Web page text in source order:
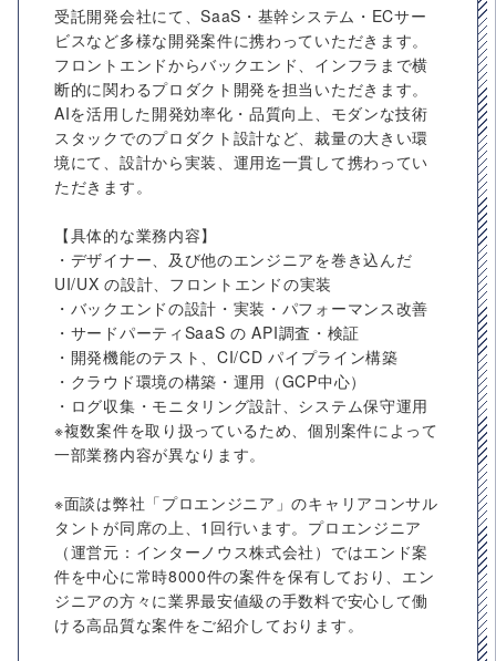
受託開発会社にて、SaaS・基幹システム・ECサー
ビスなど多様な開発案件に携わっていただきます。
フロントエンドからバックエンド、インフラまで横
断的に関わるプロダクト開発を担当いただきます。
AIを活用した開発効率化・品質向上、モダンな技術
スタックでのプロダクト設計など、裁量の大きい環
境にて、設計から実装、運用迄一貫して携わってい
ただきます。
【具体的な業務内容】
・デザイナー、及び他のエンジニアを巻き込んだ
UI/UX の設計、フロントエンドの実装
・バックエンドの設計・実装・パフォーマンス改善
・サードパーティSaaS の API調査・検証
・開発機能のテスト、CI/CD パイプライン構築
・クラウド環境の構築・運用（GCP中心）
・ログ収集・モニタリング設計、システム保守運用
※複数案件を取り扱っているため、個別案件によって
一部業務内容が異なります。
※面談は弊社「プロエンジニア」のキャリアコンサル
タントが同席の上、1回行います。プロエンジニア
（運営元：インターノウス株式会社）ではエンド案
件を中心に常時8000件の案件を保有しており、エン
ジニアの方々に業界最安値級の手数料で安心して働
ける高品質な案件をご紹介しております。